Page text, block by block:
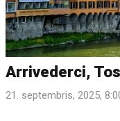
Arrivederci,
21. septembris, 2025,